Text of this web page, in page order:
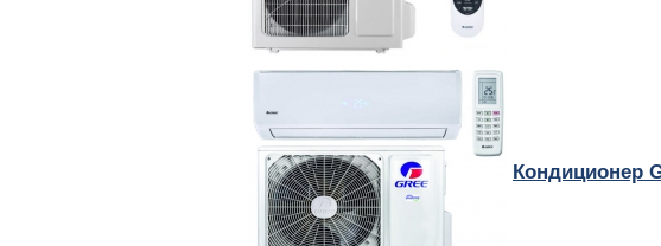
Кондиционер